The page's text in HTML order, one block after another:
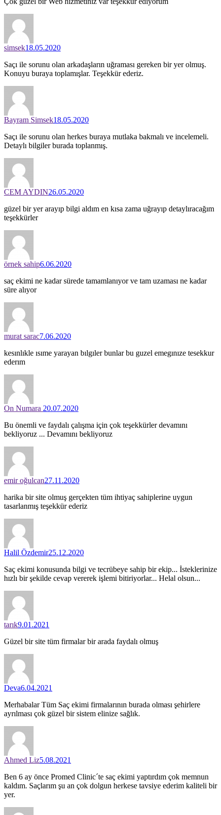
simsek18.05.2020
Saçı ile sorunu olan arkadaşların uğraması gereken bir yer olmuş.
Konuyu buraya toplamışlar. Teşekkür ederiz.
Bayram Simsek18.05.2020
Saçı ile sorunu olan herkes buraya mutlaka bakmalı ve incelemeli.
Detaylı bilgiler burada toplanmış.
CEM AYDIN26.05.2020
güzel bir yer arayıp bilgi aldım en kısa zama uğrayıp detaylıracağım
teşekkürler
örnek sahip6.06.2020
saç ekimi ne kadar sürede tamamlanıyor ve tam uzaması ne kadar
süre alıyor
murat sarac7.06.2020
kesınlıkle ısıme yarayan bılgıler bunlar bu guzel emegınıze tesekkur
ederım
On Numara 20.07.2020
Bu önemli ve faydalı çalışma için çok teşekkürler devamını
bekliyoruz ... Devamını bekliyoruz
emir oğulcan27.11.2020
harika bir site olmuş gerçekten tüm ihtiyaç sahiplerine uygun
tasarlanmış teşekkür ederiz
Halil Özdemir25.12.2020
Saç ekimi konusunda bilgi ve tecrübeye sahip bir ekip... İsteklerinize
hızlı bir şekilde cevap vererek işlemi bitiriyorlar... Helal olsun...
tarık9.01.2021
Güzel bir site tüm firmalar bir arada faydalı olmuş
Deva6.04.2021
Merhabalar Tüm Saç ekimi firmalarının burada olması şehirlere
ayrılması çok güzel bir sistem elinize sağlık.
Ahmed Liz5.08.2021
Ben 6 ay önce Promed Clinic´te saç ekimi yaptırdım çok memnun
kaldım. Saçlarım şu an çok dolgun herkese tavsiye ederim kaliteli bir
yer.